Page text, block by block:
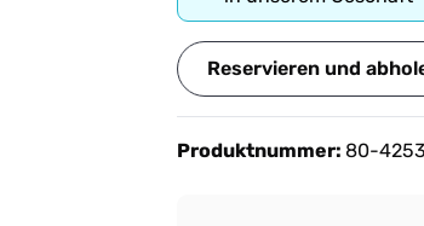
Reservieren und
Produktnummer: 80-